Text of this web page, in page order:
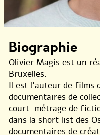
Biographie
Olivier Magis est un
Bruxelles.
Il est l’auteur de films
documentaires de
court-métrage de
dans la short list des
documentaires de